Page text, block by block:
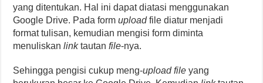
yang ditentukan. Hal ini dapat diatasi menggunakan
Google Drive. Pada formuploadfile diatur menjadi
format tulisan, kemudian mengisi form diminta
menuliskanlinktautanfile-nya.
Sehingga pengisi cukup meng-upload file yang